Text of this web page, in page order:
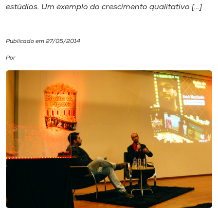
Diplomados
Cultura
CPA
Biblioteca
Editora
estúdios. Um exemplo do crescimento qualitativo […]
Publicado em 27/05/2014
Por